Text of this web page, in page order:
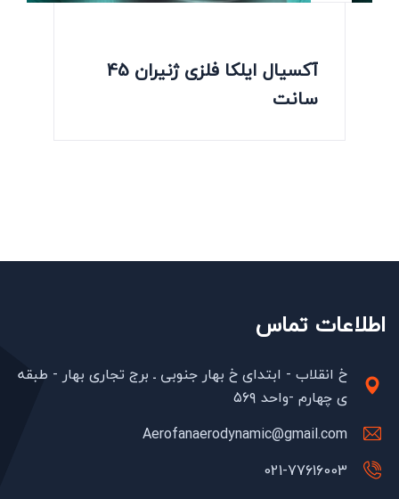
آکسیال ایلکا فلزی ژنیران 45
سانت
اطلاعات تماس
خ انقلاب - ابتدای خ بهار جنوبی ـ برج تجاری بهار - طبقه
ی چهارم -واحد ۵۶۹
Aerofanaerodynamic@gmail.com
021-77616003